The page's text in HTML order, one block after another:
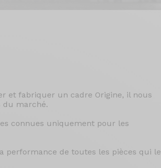
et fabriquer un cadre Origine, il nous
du marché.
connues uniquement pour les
performance de toutes les pièces qui le